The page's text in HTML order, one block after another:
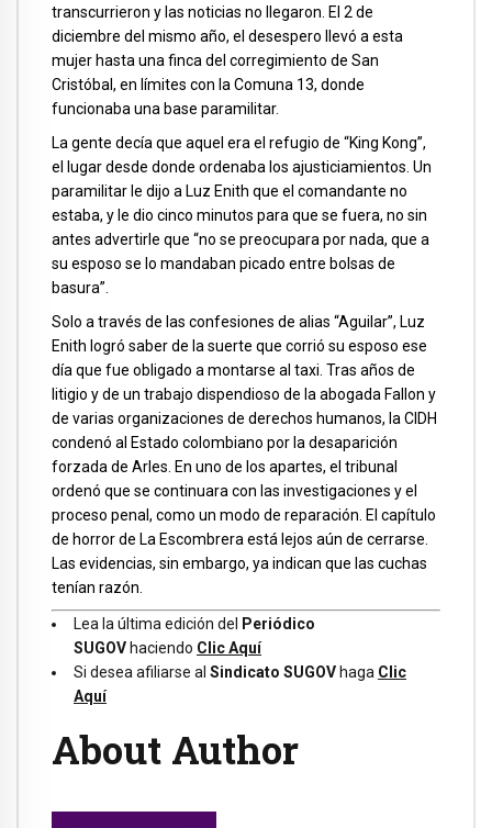
transcurrieron y las noticias no llegaron. El 2 de
diciembre del mismo año, el desespero llevó a esta
mujer hasta una finca del corregimiento de San
Cristóbal, en límites con la Comuna 13, donde
funcionaba una base paramilitar.
La gente decía que aquel era el refugio de “King Kong”,
el lugar desde donde ordenaba los ajusticiamientos. Un
paramilitar le dijo a Luz Enith que el comandante no
estaba, y le dio cinco minutos para que se fuera, no sin
antes advertirle que “no se preocupara por nada, que a
su esposo se lo mandaban picado entre bolsas de
basura”.
Solo a través de las confesiones de alias “Aguilar”, Luz
Enith logró saber de la suerte que corrió su esposo ese
día que fue obligado a montarse al taxi. Tras años de
litigio y de un trabajo dispendioso de la abogada Fallon y
de varias organizaciones de derechos humanos, la CIDH
condenó al Estado colombiano por la desaparición
forzada de Arles. En uno de los apartes, el tribunal
ordenó que se continuara con las investigaciones y el
proceso penal, como un modo de reparación. El capítulo
de horror de La Escombrera está lejos aún de cerrarse.
Las evidencias, sin embargo, ya indican que las cuchas
tenían razón.
Lea la última edición del
Periódico
SUGOV haciendo Clic Aquí
Si desea afiliarse al Sindicato SUGOV haga Clic
Aquí
About Author